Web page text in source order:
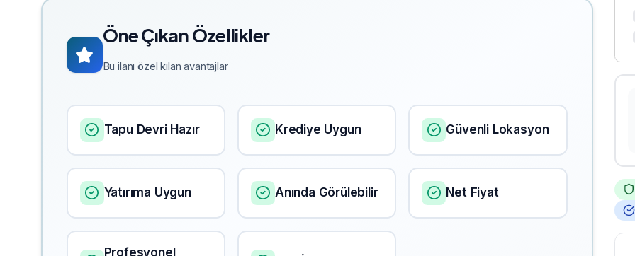
Öne Çıkan Özellikler
Bu ilanı özel kılan avantajlar
Tapu Devri Hazır Krediye Uygun Güvenli Lokasyon
Yatırıma Uygun Anında Görülebilir Net Fiyat
Profesyonel